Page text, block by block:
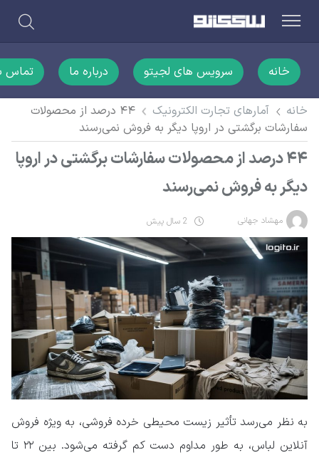
خانه سرویس های لجیتو درباره ما تماس
خانه آمارهای تجارت الکترونیک
۴۴ درصد از محصولات
سفارشات برگشتی در اروپا دیگر به فروش نمی‌رسند
۴۴ درصد از محصولات سفارشات برگشتی در اروپا
دیگر به فروش نمی‌رسند
مهشاد جهانی
به نظر می‌رسد تأثیر زیست محیطی خرده فروشی، به ویژه فروش
آنلاین لباس، به طور مداوم دست کم گرفته می‌شود. بین ۲۲ تا